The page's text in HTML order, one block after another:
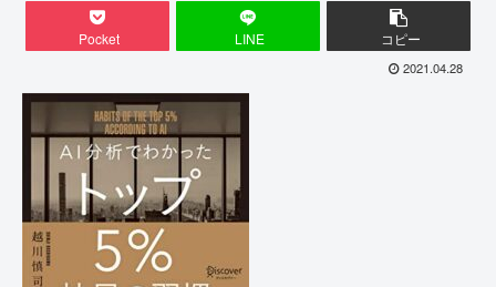
Pocket LINE コピー
2021.04.28